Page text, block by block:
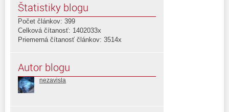
Štatistiky blogu
Počet článkov: 399
Celková čítanosť: 1402033x
Priemerná čítanosť článkov: 3514x
Autor blogu
nezavisla